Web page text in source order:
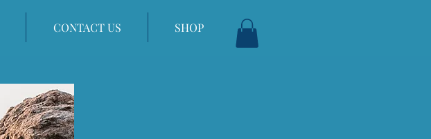
CONTACT US SHOP